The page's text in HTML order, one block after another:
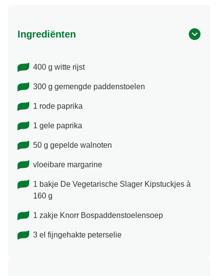
Ingrediënten
400 g witte rijst
300 g gemengde paddenstoelen
1 rode paprika
1 gele paprika
50 g gepelde walnoten
vloeibare margarine
1 bakje De Vegetarische Slager Kipstuckjes à
160 g
1 zakje Knorr Bospaddenstoelensoep
3 el fijngehakte peterselie